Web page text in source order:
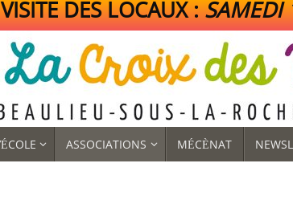
DES LOCAUX :SAMEDI
ASSOCIATIONS MÉCÈNAT